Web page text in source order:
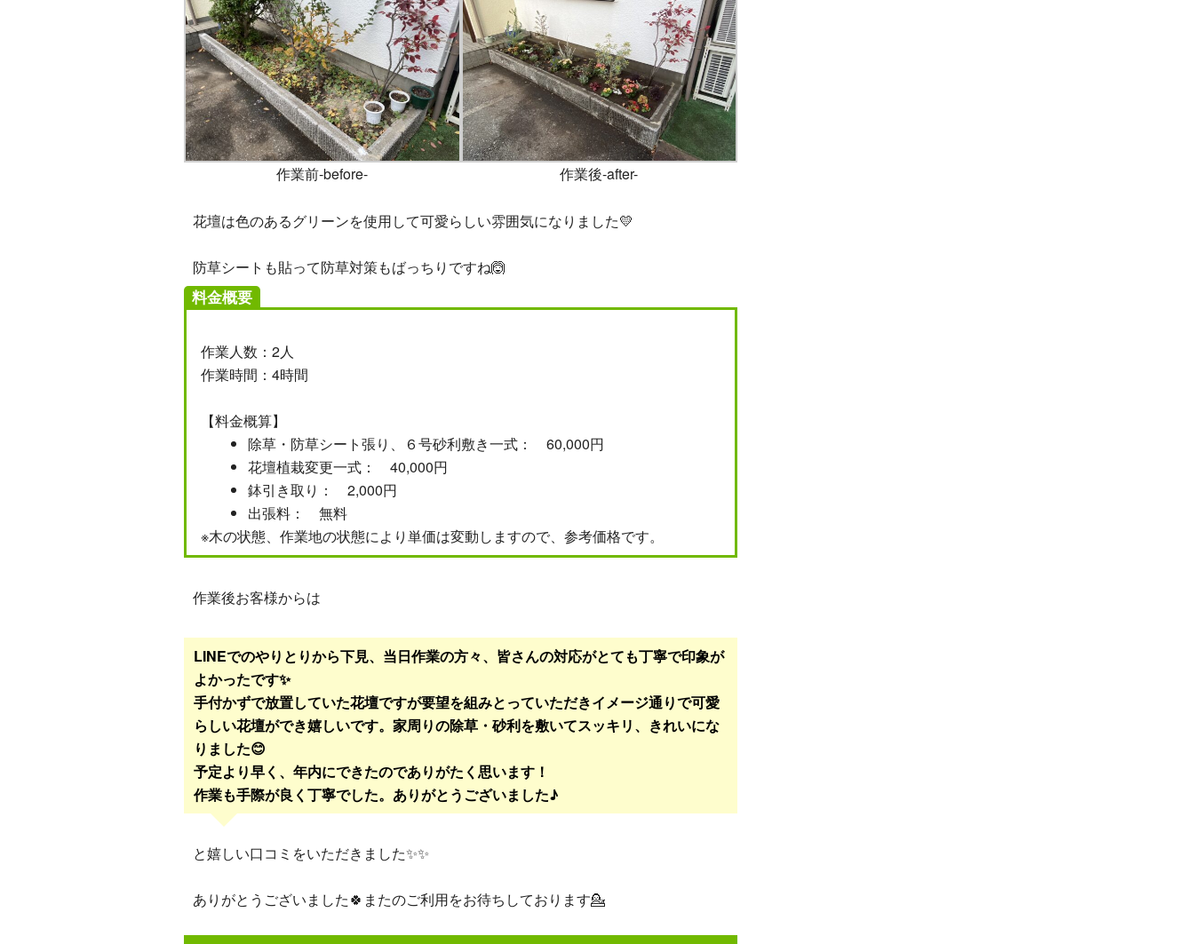
作業前-before- 作業後-after-
花壇は色のあるグリーンを使用して可愛らしい雰囲気になりました💛
防草シートも貼って防草対策もばっちりですね🙆
料金概要
作業人数：2人
作業時間：4時間
【料金概算】
除草・防草シート張り、６号砂利敷き一式： 60,000円
花壇植栽変更一式： 40,000円
鉢引き取り： 2,000円
出張料： 無料
※木の状態、作業地の状態により単価は変動しますので、参考価格です。
作業後お客様からは
LINEでのやりとりから下見、当日作業の方々、皆さんの対応がとても丁寧で印象が
よかったです✨
手付かずで放置していた花壇ですが要望を組みとっていただきイメージ通りで可愛
らしい花壇ができ嬉しいです。家周りの除草・砂利を敷いてスッキリ、きれいにな
りました😊
予定より早く、年内にできたのでありがたく思います！
作業も手際が良く丁寧でした。ありがとうございました♪
と嬉しい口コミをいただきました✨✨
ありがとうございました🍀またのご利用をお待ちしております💁